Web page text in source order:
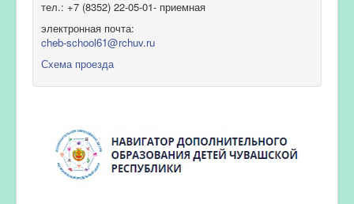
тел.: +7 (8352) 22-05-01- приемная
электронная почта:
cheb-school61@rchuv.ru
Схема проезда